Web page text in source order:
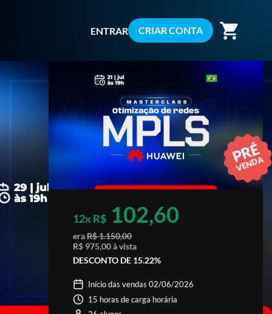
ENTRAR CRIAR CONTA shopping_cart
12x R$ 102,60
eraR$ 1.150,00
R$ 975,00 à vista
DESCONTO DE 15.22%
Início das vendas 02/06/2026
15 horas de carga horária
PRÉ
VENDA